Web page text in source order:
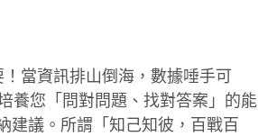
當資訊排山倒海，數據唾手可
養您「問對問題、找對答案」的能
建議。所謂「知己知彼，百戰百